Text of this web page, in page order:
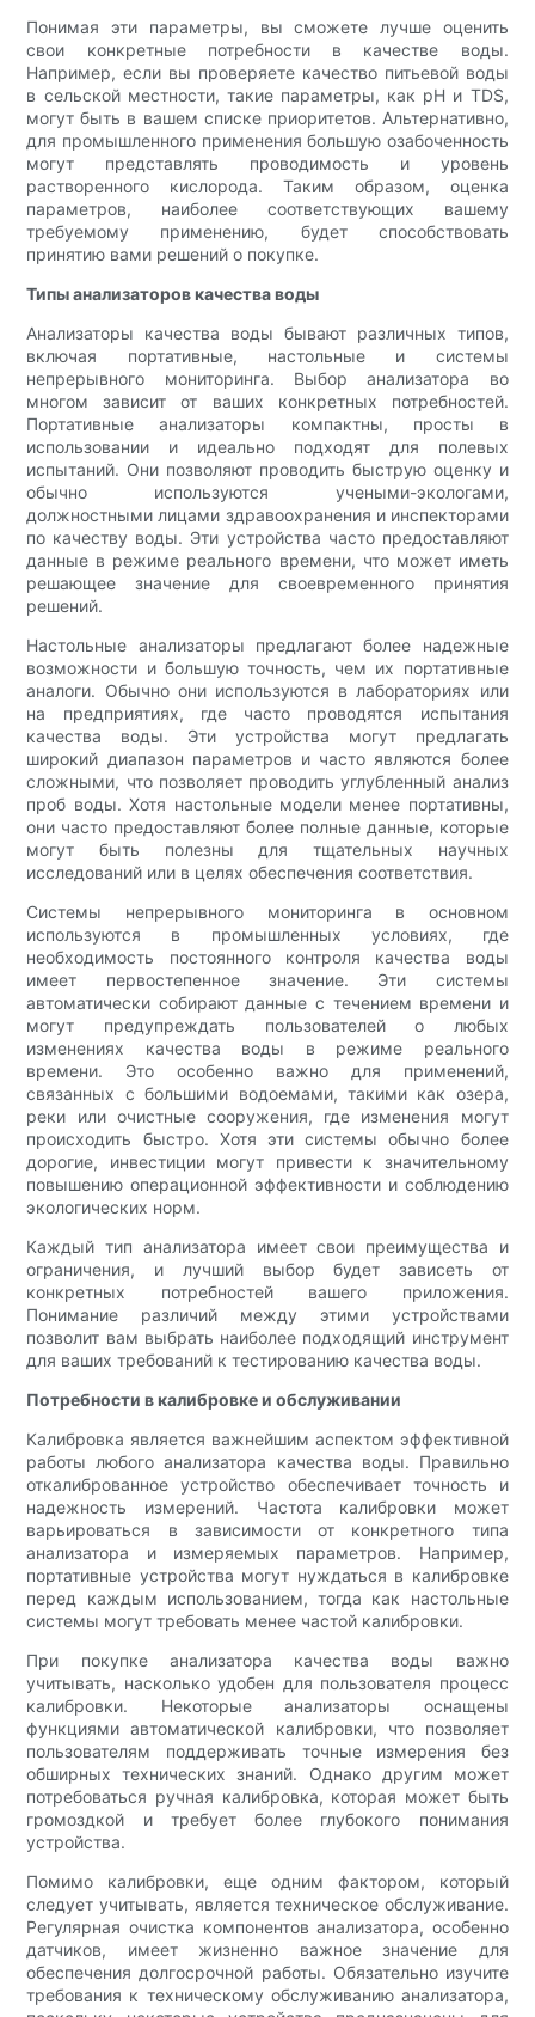
Понимая эти параметры, вы сможете лучше оценить
свои конкретные потребности в качестве воды.
Например, если вы проверяете качество питьевой воды
в сельской местности, такие параметры, как pH и TDS,
могут быть в вашем списке приоритетов. Альтернативно,
для промышленного применения большую озабоченность
могут представлять проводимость и уровень
растворенного кислорода. Таким образом, оценка
параметров, наиболее соответствующих вашему
требуемому применению, будет способствовать
принятию вами решений о покупке.
Типы анализаторов качества воды
Анализаторы качества воды бывают различных типов,
включая портативные, настольные и системы
непрерывного мониторинга. Выбор анализатора во
многом зависит от ваших конкретных потребностей.
Портативные анализаторы компактны, просты в
использовании и идеально подходят для полевых
испытаний. Они позволяют проводить быструю оценку и
обычно используются учеными-экологами,
должностными лицами здравоохранения и инспекторами
по качеству воды. Эти устройства часто предоставляют
данные в режиме реального времени, что может иметь
решающее значение для своевременного принятия
решений.
Настольные анализаторы предлагают более надежные
возможности и большую точность, чем их портативные
аналоги. Обычно они используются в лабораториях или
на предприятиях, где часто проводятся испытания
качества воды. Эти устройства могут предлагать
широкий диапазон параметров и часто являются более
сложными, что позволяет проводить углубленный анализ
проб воды. Хотя настольные модели менее портативны,
они часто предоставляют более полные данные, которые
могут быть полезны для тщательных научных
исследований или в целях обеспечения соответствия.
Системы непрерывного мониторинга в основном
используются в промышленных условиях, где
необходимость постоянного контроля качества воды
имеет первостепенное значение. Эти системы
автоматически собирают данные с течением времени и
могут предупреждать пользователей о любых
изменениях качества воды в режиме реального
времени. Это особенно важно для применений,
связанных с большими водоемами, такими как озера,
реки или очистные сооружения, где изменения могут
происходить быстро. Хотя эти системы обычно более
дорогие, инвестиции могут привести к значительному
повышению операционной эффективности и соблюдению
экологических норм.
Каждый тип анализатора имеет свои преимущества и
ограничения, и лучший выбор будет зависеть от
конкретных потребностей вашего приложения.
Понимание различий между этими устройствами
позволит вам выбрать наиболее подходящий инструмент
для ваших требований к тестированию качества воды.
Потребности в калибровке и обслуживании
Калибровка является важнейшим аспектом эффективной
работы любого анализатора качества воды. Правильно
откалиброванное устройство обеспечивает точность и
надежность измерений. Частота калибровки может
варьироваться в зависимости от конкретного типа
анализатора и измеряемых параметров. Например,
портативные устройства могут нуждаться в калибровке
перед каждым использованием, тогда как настольные
системы могут требовать менее частой калибровки.
При покупке анализатора качества воды важно
учитывать, насколько удобен для пользователя процесс
калибровки. Некоторые анализаторы оснащены
функциями автоматической калибровки, что позволяет
пользователям поддерживать точные измерения без
обширных технических знаний. Однако другим может
потребоваться ручная калибровка, которая может быть
громоздкой и требует более глубокого понимания
устройства.
Помимо калибровки, еще одним фактором, который
следует учитывать, является техническое обслуживание.
Регулярная очистка компонентов анализатора, особенно
датчиков, имеет жизненно важное значение для
обеспечения долгосрочной работы. Обязательно изучите
требования к техническому обслуживанию анализатора,